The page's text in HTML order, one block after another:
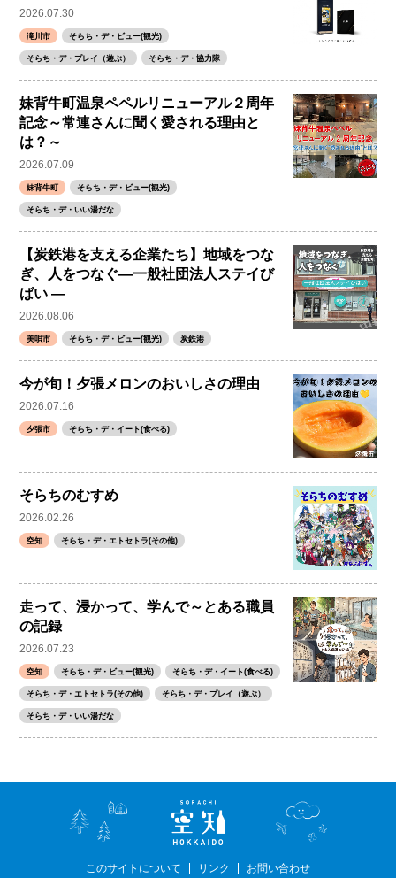
2026.07.30
滝川市 そらち・デ・ビュー(観光)
そらち・デ・プレイ（遊ぶ） そらち・デ・協力隊
妹背牛町温泉ペペルリニューアル２周年
記念～常連さんに聞く愛される理由と
は？～
2026.07.09
妹背牛町 そらち・デ・ビュー(観光)
そらち・デ・いい湯だな
【炭鉄港を支える企業たち】地域をつな
ぎ、人をつなぐ―一般社団法人ステイび
ばい ―
2026.08.06
美唄市 そらち・デ・ビュー(観光) 炭鉄港
今が旬！夕張メロンのおいしさの理由
2026.07.16
夕張市 そらち・デ・イート(食べる)
そらちのむすめ
2026.02.26
空知 そらち・デ・エトセトラ(その他)
走って、浸かって、学んで～とある職員
の記録
2026.07.23
空知 そらち・デ・ビュー(観光) そらち・デ・イート(食べる)
そらち・デ・エトセトラ(その他) そらち・デ・プレイ（遊ぶ）
そらち・デ・いい湯だな
このサイトについて リンク お問い合わせ